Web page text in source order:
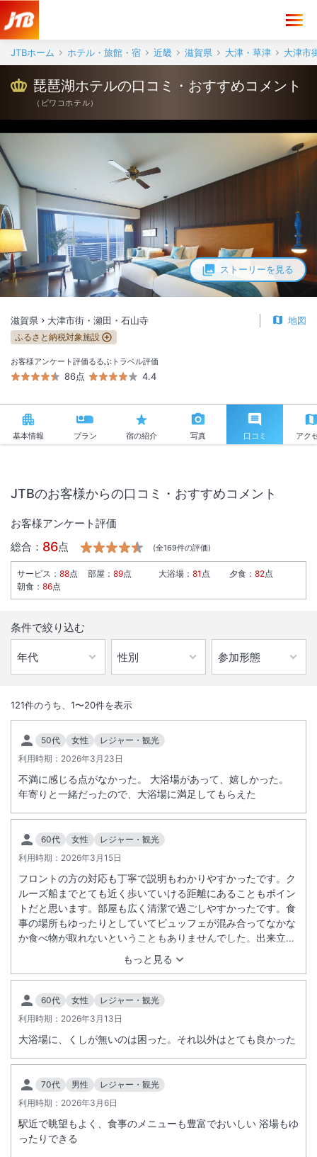
JTBホーム ホテル・旅館・宿 近畿 滋賀県 大津・草津 大津市
ストーリーを見る
琵琶湖ホテルの口コミ・おすすめコメント
（ ビワコホテル）
滋賀県 大津市街・瀬田・石山寺 地図
ふるさと納税対象施設
お客様アンケート評価
86点
るるぶトラベル評価
4.4
基本情報 プラン 宿の紹介 写真 口コミ アク
全室レイクビュー。温泉大浴場からも雄大な琵琶湖が一望できます。Ｊ
Ｒ京都駅から最寄の大津駅まで１０分と好アクセスな立地条件です。
総客室数
INチェックイン
15:00/ OUT チェックアウト
11:00
温泉
施設からのお知らせ
■全客室内の使い捨てプラスティック製アメニティを設置いたしており
お客様には普段から使い慣れたアメニティをご自身でご持参いただく
「ライフスタイル型」の滞在を提案いたします。
お客様にはご不便をおかけすることがあると思いますが、当ホテルの取
り組みにご理解とご協力をいただきますようお願いいたします。【客室
に設置しないアメニティ】歯ブラシ＆歯磨き粉セット髭剃りヘアブラシ
■夏季プール営業のご案内
【営業期間について】
2026年の営業期間は7月1日（水）から9月30日（水）まででございま
誠に勝手ながら、8月6日（木）は終日休業とさせていただきます。
8月5日（水）および9月30日（水）の2日間に限りましては、チェック
JTBのお客様からの口コミ・おすすめコメント
お客様アンケート評価
総合： 86点 (全169件の評価)
サービス ： 88点 部屋 ： 89点 大浴場 ： 81 点 夕食 ： 82点
朝食 ： 86点
条件で絞り込む
121件のうち、 1〜20件を表示
50代 女性
レジャー・観光
利用時期： 2026年3月23日
不満に感じる点がなかった。 大浴場があって、嬉しかった。
年寄りと一緒だったので、大浴場に満足してもらえた
60代 女性
レジャー・観光
利用時期： 2026年3月15日
もっと見る
フロントの方の対応も丁寧で説明もわかりやすかったです。ク
ルーズ船までとても近く歩いていける距離にあることもポイン
トだと思います。部屋も広く清潔で過ごしやすかったです。食
事の場所もゆったりとしていてビュッフェが混み合ってなかな
か食べ物が取れないということもありませんでした。出来立て
のお料理が次々と提供されて、とても美味しかったです。
60代 女性
レジャー・観光
利用時期： 2026年3月13日
大浴場に、くしが無いのは困った。それ以外はとても良かった
70代 男性
レジャー・観光
利用時期： 2026年3月6日
駅近で眺望もよく、食事のメニューも豊富でおいしい 浴場もゆ
ったりできる